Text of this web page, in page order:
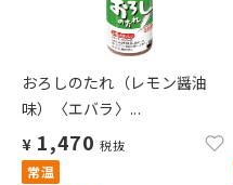
おろしのたれ（レモン醤油
味）〈エバラ〉...
¥ 1,470 税抜
常温